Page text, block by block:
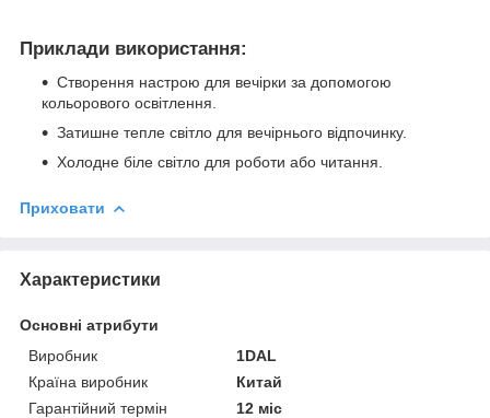
Приклади використання:
Створення настрою для вечірки за допомогою
кольорового освітлення.
Затишне тепле світло для вечірнього відпочинку.
Холодне біле світло для роботи або читання.
Приховати
Характеристики
Основні атрибути
Виробник
1DAL
Країна виробник
Китай
Гарантійний термін
12 міс